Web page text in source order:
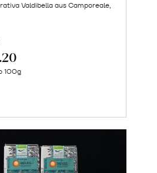
Valdibella aus Camporeale,
100g